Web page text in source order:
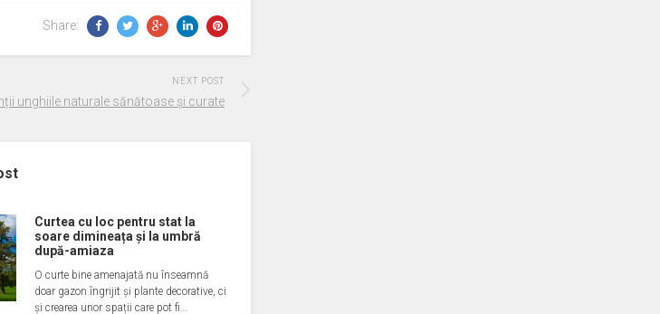
Share:
NEXT POST
unghiile naturale sănătoase și curate
Curtea cu loc pentru stat la
soare dimineața și la umbră
după-amiaza
O curte bine amenajată nu înseamnă
doar gazon îngrijit și plante decorative, ci
și crearea unor spații care pot fi…